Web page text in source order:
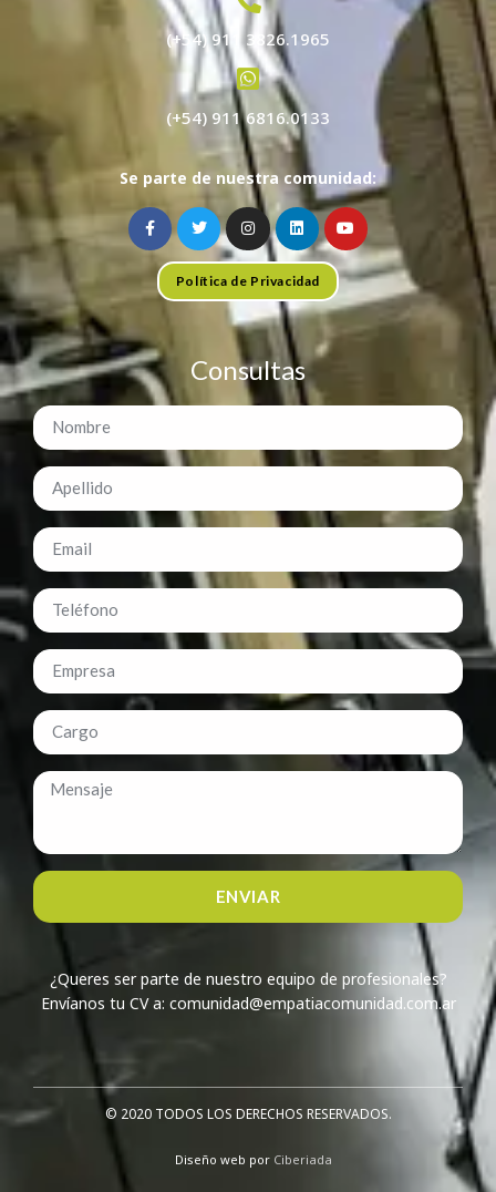
(+54) 911 3826.1965
(+54) 911 6816.0133
Se parte de nuestra comunidad:
Política de Privacidad
Consultas
ENVIAR
¿Queres ser parte de nuestro equipo de profesionales?
Envíanos tu CV a: comunidad@empatiacomunidad.com.ar
© 2020 TODOS LOS DERECHOS RESERVADOS.​
Diseño web por Ciberiada